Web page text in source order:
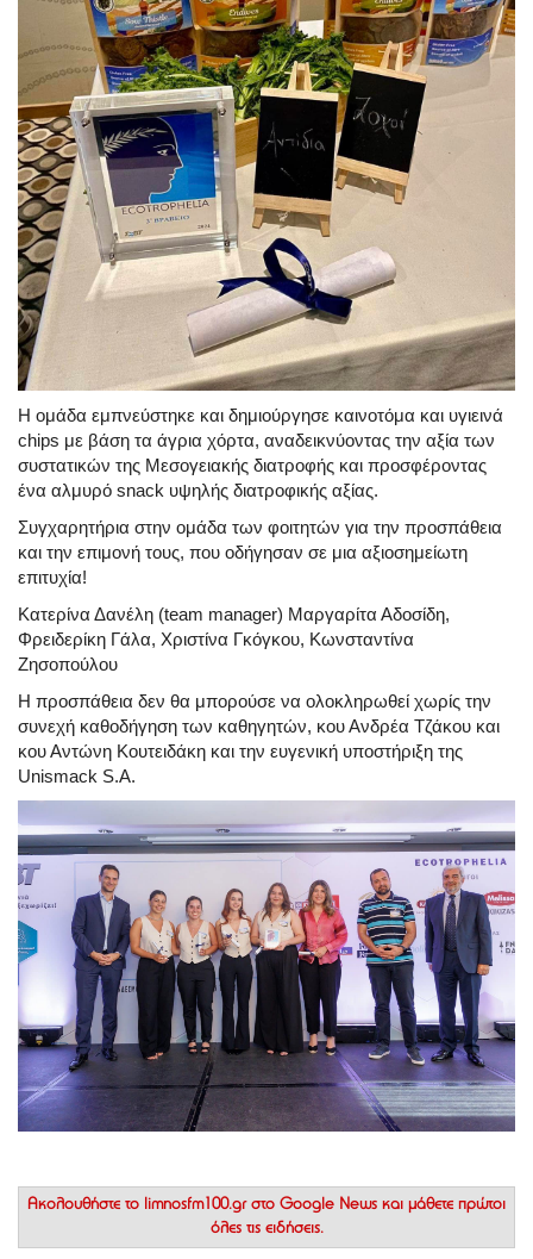
Η ομάδα εμπνεύστηκε και δημιούργησε καινοτόμα και υγιεινά
chips με βάση τα άγρια χόρτα, αναδεικνύοντας την αξία των
συστατικών της Μεσογειακής διατροφής και προσφέροντας
ένα αλμυρό snack υψηλής διατροφικής αξίας.
Συγχαρητήρια στην ομάδα των φοιτητών για την προσπάθεια
και την επιμονή τους, που οδήγησαν σε μια αξιοσημείωτη
επιτυχία!
Κατερίνα Δανέλη (team manager) Μαργαρίτα Αδοσίδη,
Φρειδερίκη Γάλα, Χριστίνα Γκόγκου, Κωνσταντίνα
Ζησοπούλου
Η προσπάθεια δεν θα μπορούσε να ολοκληρωθεί χωρίς την
συνεχή καθοδήγηση των καθηγητών, κου Ανδρέα Τζάκου και
κου Αντώνη Κουτειδάκη και την ευγενική υποστήριξη της
Unismack S.A.
Ακολουθήστε το limnosfm100.gr στο Google News και μάθετε πρώτοι
όλες τις ειδήσεις.